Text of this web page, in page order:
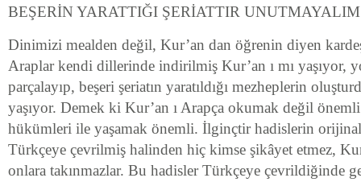
BEŞERİN YARATTIĞI ŞERİATTIR
Dinimizi mealden değil, Kur’an dan öğrenin diyen
Araplar kendi dillerinde indirilmiş Kur’an ı mı yaşıyor,
parçalayıp, beşeri şeriatın yaratıldığı mezheplerin
yaşıyor. Demek ki Kur’an ı Arapça okumak değil
hükümleri ile yaşamak önemli. İlginçtir hadislerin
Türkçeye çevrilmiş halinden hiç kimse şikâyet etmez,
onlara takınmazlar. Bu hadisler Türkçeye çevrildiğinde